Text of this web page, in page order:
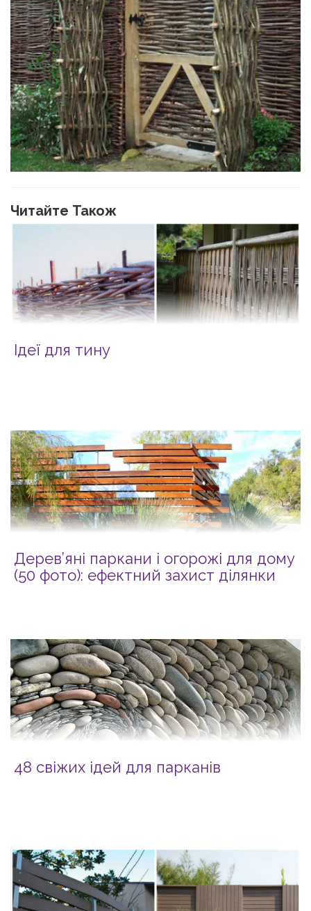
Читайте Також
Ідеї для тину
Дерев’яні паркани і огорожі для дому
(50 фото): ефектний захист ділянки
48 свіжих ідей для парканів